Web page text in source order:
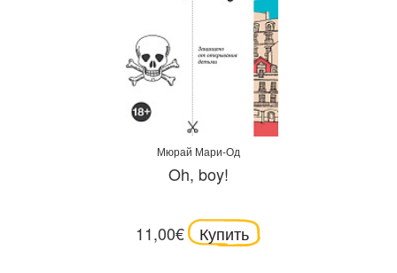
Мюрай Мари-Од
Oh, boy!
11,00€ Купить